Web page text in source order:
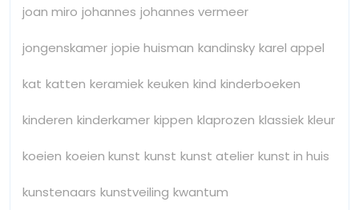
joan miro johannes johannes vermeer
jongenskamer jopie huisman kandinsky karel appel
kat katten keramiek keuken kind kinderboeken
kinderen kinderkamer kippen klaprozen klassiek kleur
koeien koeien kunst kunst kunst atelier kunst in huis
kunstenaars kunstveiling kwantum